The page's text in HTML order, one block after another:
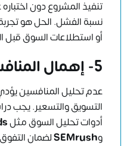
تنفيذ المشروع دون
نسبة الفشل. الحل هو تجربة
أو استطلاعات السوق قبل
5- إهمال المنافسة
عدم تحليل المنافسين
التسويق والتسعير. يجب
أدوات تحليل السوق مثل
وSEMrushلضمان